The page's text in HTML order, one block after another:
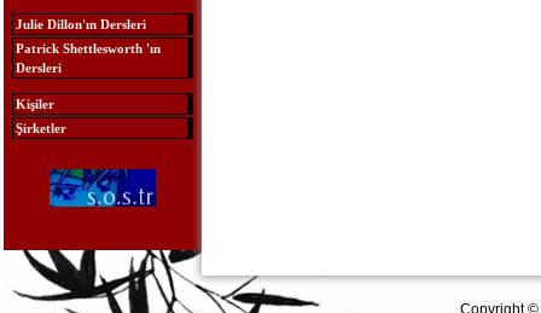
Julie Dillon'ın Dersleri
Patrick Shettlesworth 'ın
Dersleri
Kişiler
Şirketler
Copyright ©